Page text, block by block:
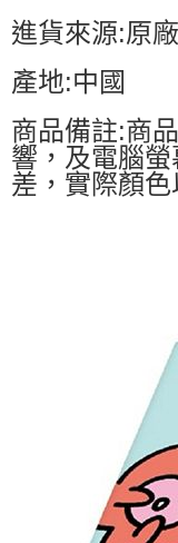
進貨來源:原
產地:中國
商品備註:商
響，及電腦
差，實際顏色